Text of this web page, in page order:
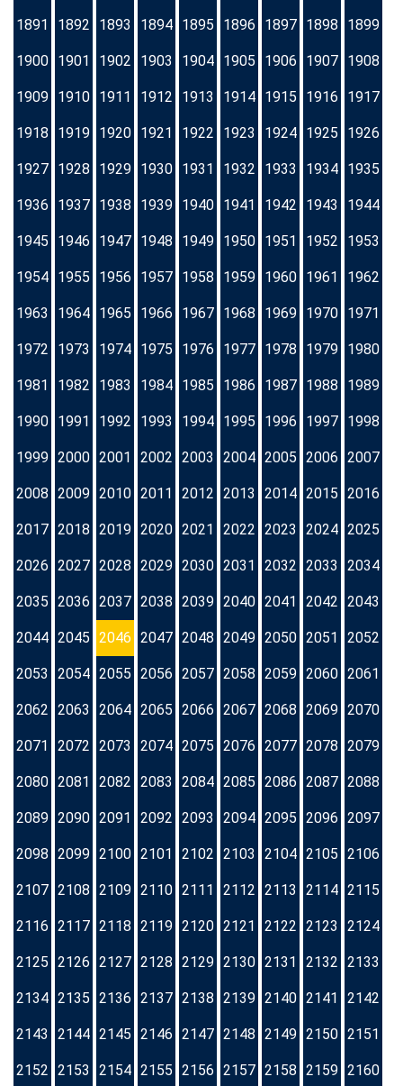
1891 1892 1893 1894 1895 1896 1897 1898 1899
1900 1901 1902 1903 1904 1905 1906 1907 1908
1909 1910 1911 1912 1913 1914 1915 1916 1917
1918 1919 1920 1921 1922 1923 1924 1925 1926
1927 1928 1929 1930 1931 1932 1933 1934 1935
1936 1937 1938 1939 1940 1941 1942 1943 1944
1945 1946 1947 1948 1949 1950 1951 1952 1953
1954 1955 1956 1957 1958 1959 1960 1961 1962
1963 1964 1965 1966 1967 1968 1969 1970 1971
1972 1973 1974 1975 1976 1977 1978 1979 1980
1981 1982 1983 1984 1985 1986 1987 1988 1989
1990 1991 1992 1993 1994 1995 1996 1997 1998
1999 2000 2001 2002 2003 2004 2005 2006 2007
2008 2009 2010 2011 2012 2013 2014 2015 2016
2017 2018 2019 2020 2021 2022 2023 2024 2025
2026 2027 2028 2029 2030 2031 2032 2033 2034
2035 2036 2037 2038 2039 2040 2041 2042 2043
2044 2045 2046 2047 2048 2049 2050 2051 2052
2053 2054 2055 2056 2057 2058 2059 2060 2061
2062 2063 2064 2065 2066 2067 2068 2069 2070
2071 2072 2073 2074 2075 2076 2077 2078 2079
2080 2081 2082 2083 2084 2085 2086 2087 2088
2089 2090 2091 2092 2093 2094 2095 2096 2097
2098 2099 2100 2101 2102 2103 2104 2105 2106
2107 2108 2109 2110 2111 2112 2113 2114 2115
2116 2117 2118 2119 2120 2121 2122 2123 2124
2125 2126 2127 2128 2129 2130 2131 2132 2133
2134 2135 2136 2137 2138 2139 2140 2141 2142
2143 2144 2145 2146 2147 2148 2149 2150 2151
2152 2153 2154 2155 2156 2157 2158 2159 2160